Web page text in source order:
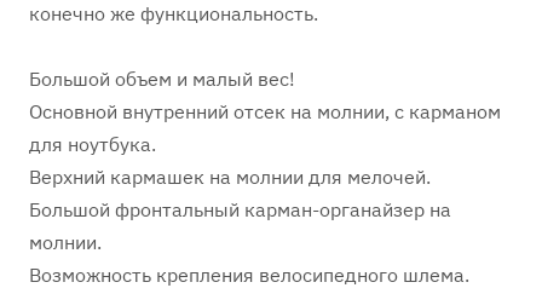
конечно же функциональность.
Большой объем и малый вес!
Основной внутренний отсек на молнии, с карманом
для ноутбука.
Верхний кармашек на молнии для мелочей.
Большой фронтальный карман-органайзер на
молнии.
Возможность крепления велосипедного шлема.